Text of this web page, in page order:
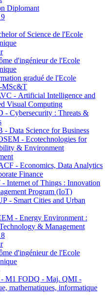
Diplomant
of Science de l'Ecole
d'ingénieur de l'Ecole
gradué de l'Ecole
MSc&T
- Artificial Intelligence and
Visual Computing
- Cybersecurity : Threats &
- Data Science for Business
- Ecotechnologies for
& Environment
- Economics, Data Analytics
Finance
Internet of Things : Innovation
Program (IoT)
- Smart Cities and Urban
- Energy Environment :
& Management
d'ingénieur de l'Ecole
M1 FODQ - Maj. QMI -
mathematiques, informatique